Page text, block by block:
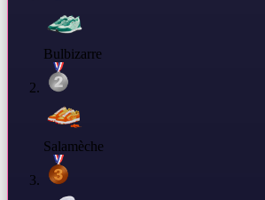
Bulbizarre
Salamèche